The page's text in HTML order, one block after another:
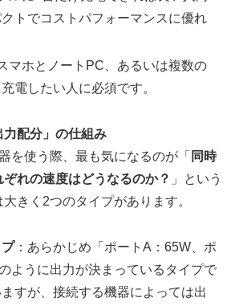
トでコストパフォーマンスに優れ
マホとノートPC、あるいは複数の
電したい人に必須です。
配分」の仕組み
を使う際、最も気になるのが「 同時
れの速度はどうなるのか？ 」という
きく2つのタイプがあります。
：あらかじめ「ポートA：65W、ポ
ように出力が決まっているタイプで
すが、接続する機器によっては出